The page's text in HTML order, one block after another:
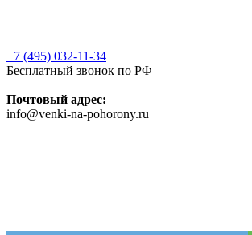
+7 (495) 032-11-34
Бесплатный звонок по РФ
Почтовый адрес:
info@venki-na-pohorony.ru